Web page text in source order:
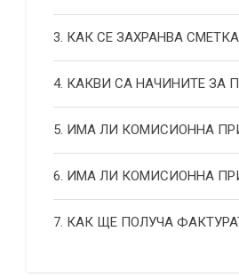
3. КАК СЕ ЗАХРАНВА
4. КАКВИ СА НАЧИНИТЕ ЗА
5. ИМА ЛИ КОМИСИОННА
6. ИМА ЛИ КОМИСИОННА
7. КАК ЩЕ ПОЛУЧА